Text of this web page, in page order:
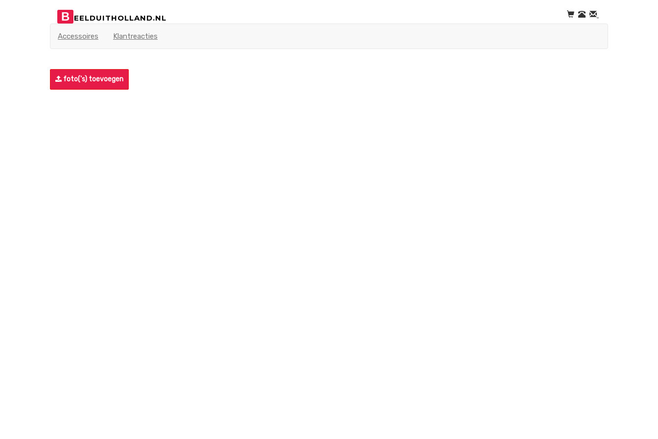
B EELDUITHOLLAND.NL
Accessoires Klantreacties
foto('s) toevoegen